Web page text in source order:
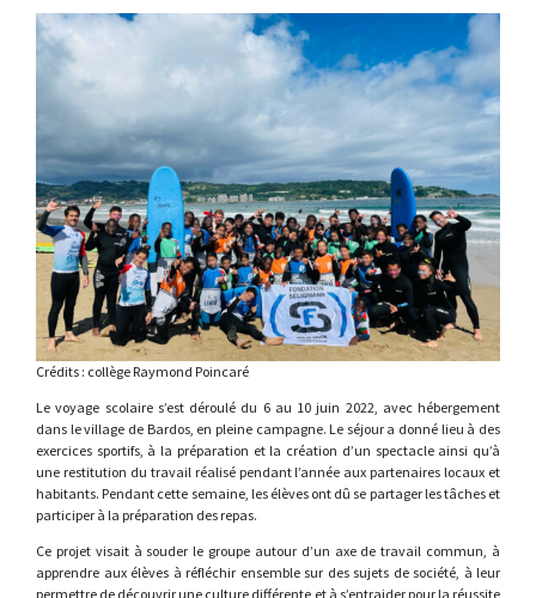
Crédits : collège Raymond Poincaré
Le voyage scolaire s’est déroulé du 6 au 10 juin 2022, avec hébergement
dans le village de Bardos, en pleine campagne. Le séjour a donné lieu à des
exercices sportifs, à la préparation et la création d’un spectacle ainsi qu’à
une restitution du travail réalisé pendant l’année aux partenaires locaux et
habitants. Pendant cette semaine, les élèves ont dû se partager les tâches et
participer à la préparation des repas.
Ce projet visait à souder le groupe autour d’un axe de travail commun, à
apprendre aux élèves à réfléchir ensemble sur des sujets de société, à leur
permettre de découvrir une culture différente et à s’entraider pour la réussite